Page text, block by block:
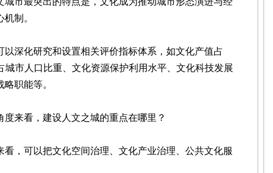
制。
深化研究和设置相关评价指标体系，如文化产值占
城市人口比重、文化资源保护利用水平、文化科技发展
职能等。
来看，建设人文之城的重点在哪里？
，可以把文化空间治理、文化产业治理、公共文化服